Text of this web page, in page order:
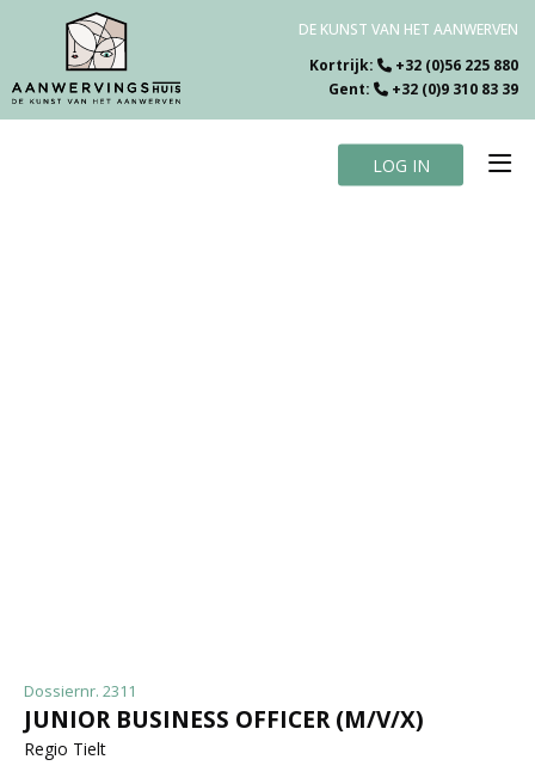
DE KUNST VAN HET AANWERVEN
Kortrijk:
+32 (0)56 225 880
Gent:
+32 (0)9 310 83 39
LOG IN
Dossiernr. 2311
JUNIOR BUSINESS OFFICER (M/V/X)
Regio Tielt